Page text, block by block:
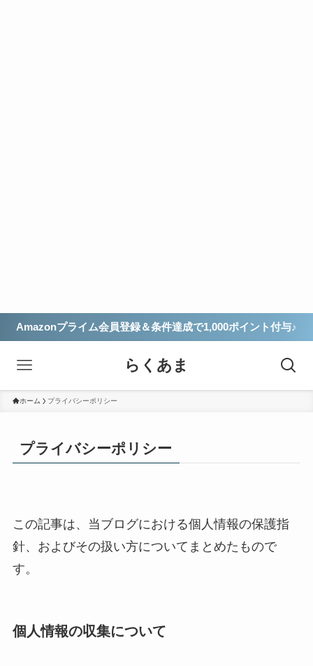
Amazonプライム会員登録＆条件達成で1,000ポイント付与♪
らくあま
ホーム プライバシーポリシー
プライバシーポリシー
この記事は、当ブログにおける個人情報の保護指
針、およびその扱い方についてまとめたもので
す。
個人情報の収集について